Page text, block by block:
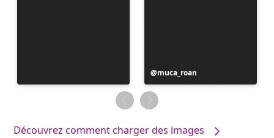
Publication
publiée
par
muca_roan
Découvrez comment charger des images